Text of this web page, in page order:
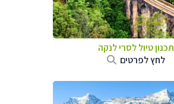
תכנון טיוללסרי לנקה
לחץ לפרטים